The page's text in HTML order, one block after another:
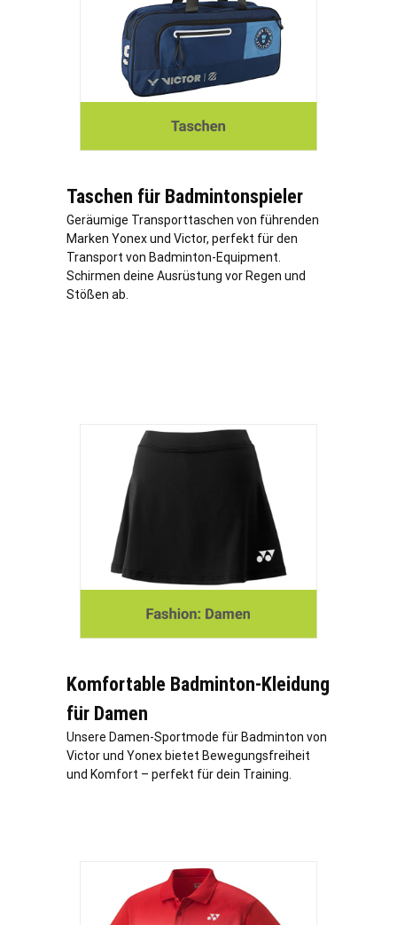
Taschen für Badmintonspieler
Geräumige Transporttaschen von führenden
Marken Yonex und Victor, perfekt für den
Transport von Badminton-Equipment.
Schirmen deine Ausrüstung vor Regen und
Stößen ab.
Komfortable Badminton-Kleidung
für Damen
Unsere Damen-Sportmode für Badminton von
Victor und Yonex bietet Bewegungsfreiheit
und Komfort – perfekt für dein Training.